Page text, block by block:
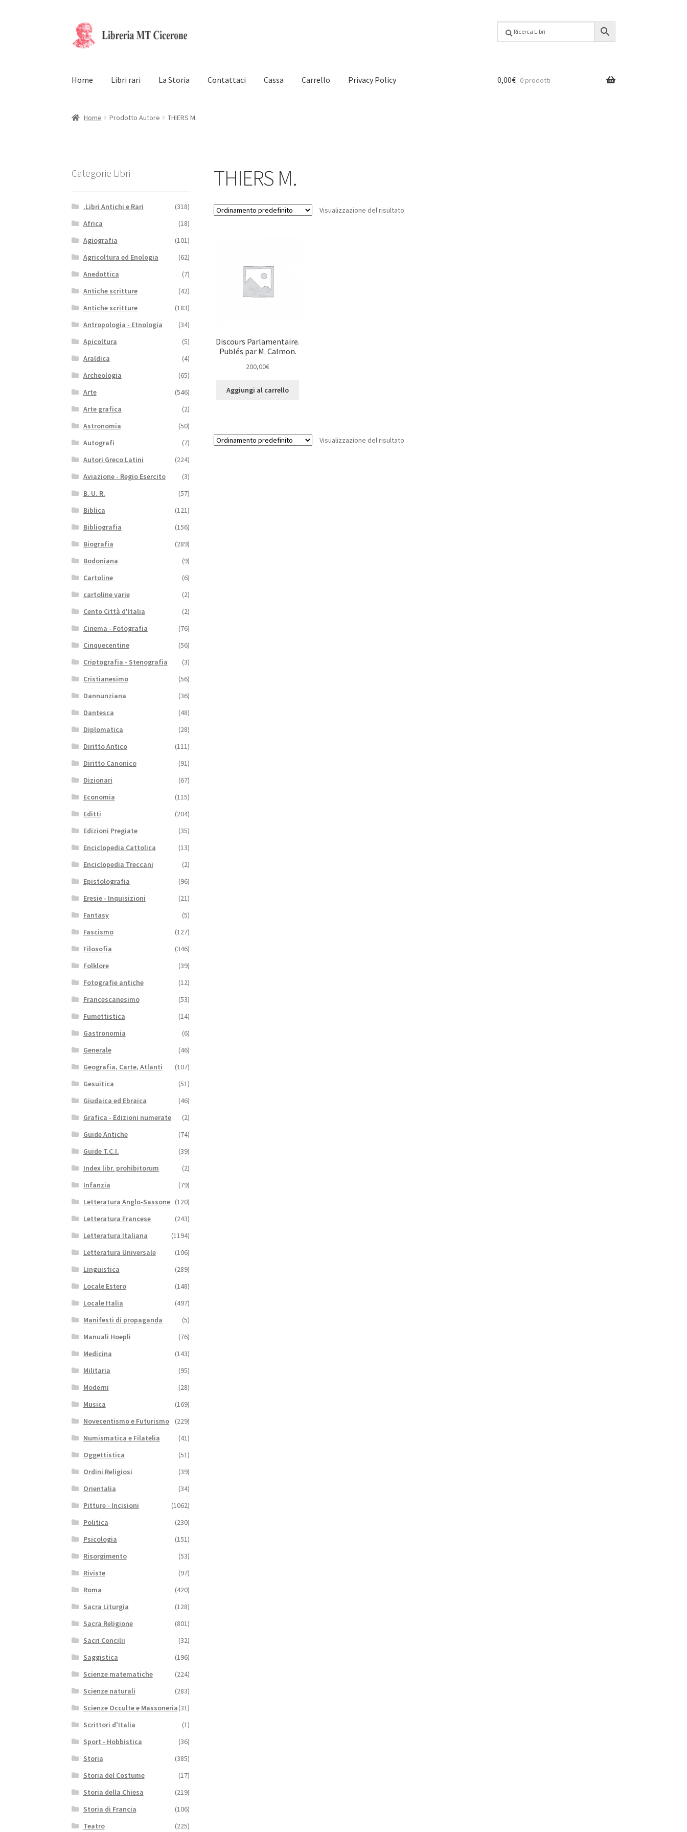
Vai
alla
Vai
al
Home Libri rari La Storia Contattaci Cassa Carrello Privacy Policy 0,00€ 0 prodotti
Home Prodotto Autore THIERS M.
THIERS M.
Visualizzazione del risultato
Discours Parlamentaire.
Publés par M. Calmon.
200,00€
Aggiungi al carrello
Visualizzazione del risultato
Categorie Libri
.Libri Antichi e Rari
(318)
Africa
(18)
Agiografia
(101)
Agricoltura ed Enologia
(62)
Anedottica
(7)
Antiche scritture
(42)
Antiche scritture
(183)
Antropologia - Etnologia
(34)
Apicoltura
(5)
Araldica
(4)
Archeologia
(65)
Arte
(546)
Arte grafica
(2)
Astronomia
(50)
Autografi
(7)
Autori Greco Latini
(224)
Aviazione - Regio Esercito
(3)
B. U. R.
(57)
Biblica
(121)
Bibliografia
(156)
Biografia
(289)
Bodoniana
(9)
Cartoline
(6)
cartoline varie
(2)
Cento Città d'Italia
(2)
Cinema - Fotografia
(76)
Cinquecentine
(56)
Criptografia - Stenografia
(3)
Cristianesimo
(56)
Dannunziana
(36)
Dantesca
(48)
Diplomatica
(28)
Diritto Antico
(111)
Diritto Canonico
(91)
Dizionari
(67)
Economia
(115)
Editti
(204)
Edizioni Pregiate
(35)
Enciclopedia Cattolica
(13)
Enciclopedia Treccani
(2)
Epistolografia
(96)
Eresie - Inquisizioni
(21)
Fantasy
(5)
Fascismo
(127)
Filosofia
(346)
Folklore
(39)
Fotografie antiche
(12)
Francescanesimo
(53)
Fumettistica
(14)
Gastronomia
(6)
Generale
(46)
Geografia, Carte, Atlanti
(107)
Gesuitica
(51)
Giudaica ed Ebraica
(46)
Grafica - Edizioni numerate
(2)
Guide Antiche
(74)
Guide T.C.I.
(39)
Index libr. prohibitorum
(2)
Infanzia
(79)
Letteratura Anglo-Sassone (120)
Letteratura Francese
(243)
Letteratura Italiana
(1194)
Letteratura Universale
(106)
Linguistica
(289)
Locale Estero
(148)
Locale Italia
(497)
Manifesti di propaganda
(5)
Manuali Hoepli
(76)
Medicina
(143)
Militaria
(95)
Moderni
(28)
Musica
(169)
Novecentismo e Futurismo
(229)
Numismatica e Filatelia
(41)
Oggettistica
(51)
Ordini Religiosi
(39)
Orientalia
(34)
Pitture - Incisioni
(1062)
Politica
(230)
Psicologia
(151)
Risorgimento
(53)
Riviste
(97)
Roma
(420)
Sacra Liturgia
(128)
Sacra Religione
(801)
Sacri Concilii
(32)
Saggistica
(196)
Scienze matematiche
(224)
Scienze naturali
(283)
Scienze Occulte e Massoneria(31)
Scrittori d'Italia
(1)
Sport - Hobbistica
(36)
Storia
(385)
Storia del Costume
(17)
Storia della Chiesa
(219)
Storia di Francia
(106)
Teatro
(225)